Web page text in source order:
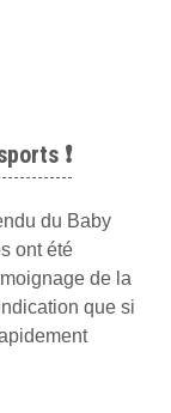
❗
du Baby
ont été
de la
que si